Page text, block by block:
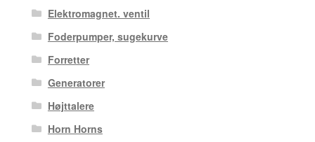
Elektromagnet. ventil
Foderpumper, sugekurve
Forretter
Generatorer
Højttalere
Horn Horns